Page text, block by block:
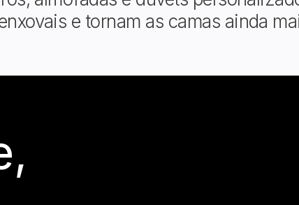
e tornam as camas ainda